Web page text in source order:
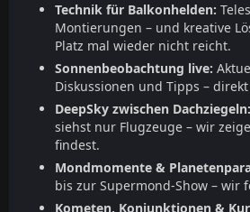
Technik für Balkonhelden:
Montierungen – und kreative
Platz mal wieder nicht reicht.
Sonnenbeobachtung live:
Diskussionen und Tipps –
DeepSky zwischen Dachziegeln:
siehst nur Flugzeuge – wir
findest.
Mondmomente &
bis zur Supermond-Show – wir
Kometen, Konjunktionen &